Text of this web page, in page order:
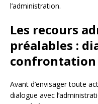
l’administration.
Les recours
préalables :
confrontation
Avant d’envisager toute
dialogue avec